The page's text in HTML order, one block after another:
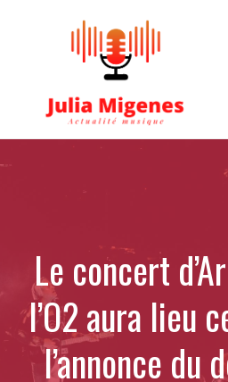
Le concert
l’O2 aura lieu
l’annonce du